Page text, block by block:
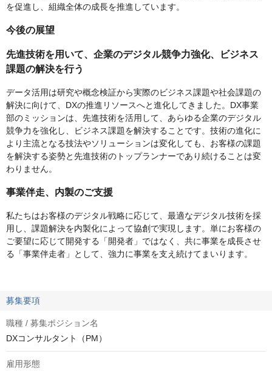
を促進し、組織全体の成⾧を推進しています。
今後の展望
先進技術を用いて、企業のデジタル競争力強化、ビジネス
課題の解決を行う
データ活用は研究や概念検証から実際のビジネス課題や社会課題の
解決に向けて、DXの推進リソースへと進化してきました。DX事業
部のミッションは、先進技術を活用して、あらゆる企業のデジタル
競争力を強化し、ビジネス課題を解決することです。技術の進化に
より主流となる技法やソリューションは変化しても、お客様の課題
を解決する姿勢と先進技術のトップランナーであり続けることは変
わりません。
事業伴走、内製のご支援
私たちはお客様のデジタル戦略に応じて、最適なデジタル技術を採
用し、課題解決を内製化によって協創で実現します。単にお客様の
ご要望に応じて開発する「開発者」ではなく、共に事業を成⾧させ
る「事業伴走者」として、強力に事業を支え続けてまいります。
募集要項
職種 / 募集ポジション名
DXコンサルタント（PM）
雇用形態